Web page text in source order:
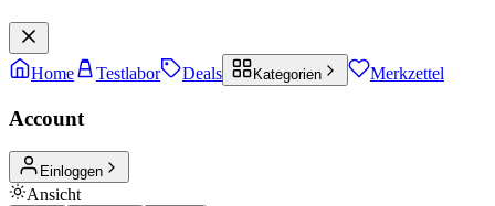
Home Testlabor Deals Kategorien Merkzettel
Account
Einloggen
Ansicht